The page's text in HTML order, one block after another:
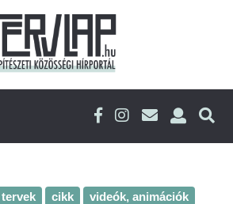
tervek cikk
videók, animációk